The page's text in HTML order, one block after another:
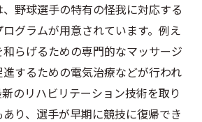
野球選手の特有の怪我に対応する
グラムが用意されています。例え
らげるための専門的なマッサージ
するための電気治療などが行われ
のリハビリテーション技術を取り
り、選手が早期に競技に復帰でき